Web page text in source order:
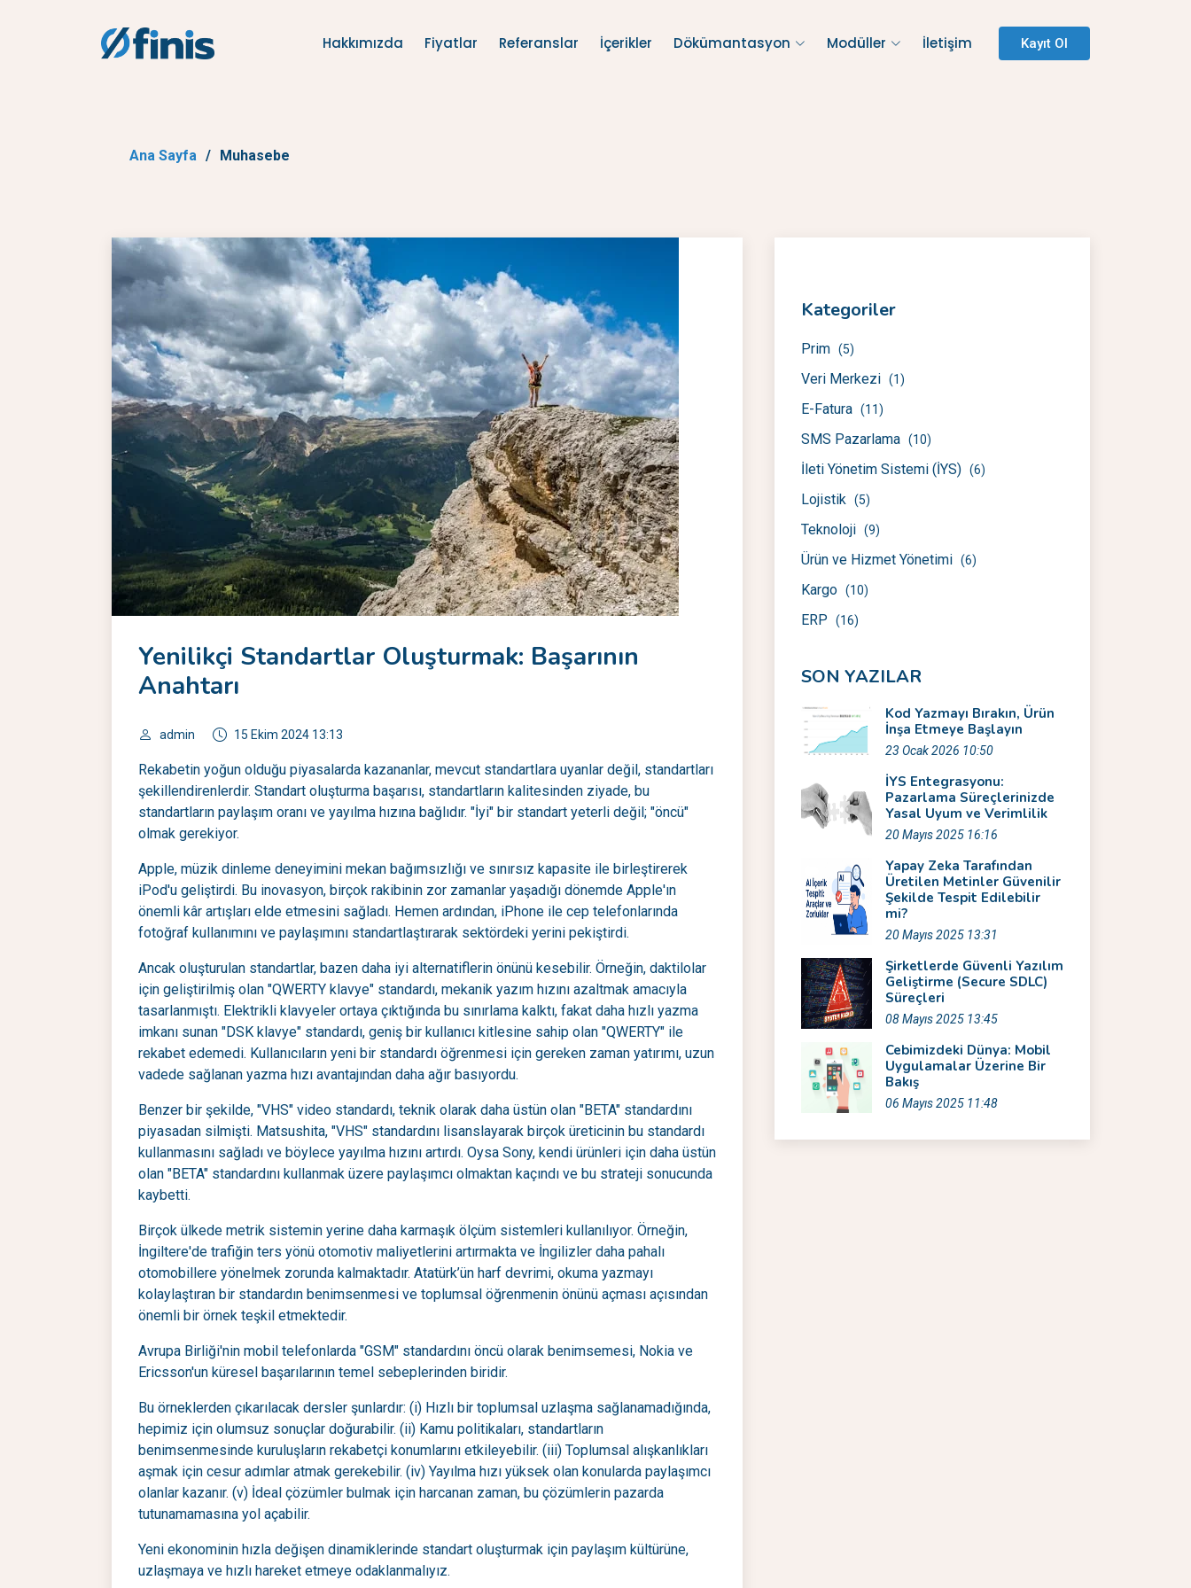
Hakkımızda Fiyatlar Referanslar İçerikler Dökümantasyon Modüller İletişim Kayıt Ol
Ana Sayfa Muhasebe
Yenilikçi Standartlar Oluşturmak: Başarının
Anahtarı
admin 15 Ekim 2024 13:13
Rekabetin yoğun olduğu piyasalarda kazananlar, mevcut standartlara uyanlar değil, standartları
şekillendirenlerdir. Standart oluşturma başarısı, standartların kalitesinden ziyade, bu
standartların paylaşım oranı ve yayılma hızına bağlıdır. "İyi" bir standart yeterli değil; "öncü"
olmak gerekiyor.
Apple, müzik dinleme deneyimini mekan bağımsızlığı ve sınırsız kapasite ile birleştirerek
iPod'u geliştirdi. Bu inovasyon, birçok rakibinin zor zamanlar yaşadığı dönemde Apple'ın
önemli kâr artışları elde etmesini sağladı. Hemen ardından, iPhone ile cep telefonlarında
fotoğraf kullanımını ve paylaşımını standartlaştırarak sektördeki yerini pekiştirdi.
Ancak oluşturulan standartlar, bazen daha iyi alternatiflerin önünü kesebilir. Örneğin, daktilolar
için geliştirilmiş olan "QWERTY klavye" standardı, mekanik yazım hızını azaltmak amacıyla
tasarlanmıştı. Elektrikli klavyeler ortaya çıktığında bu sınırlama kalktı, fakat daha hızlı yazma
imkanı sunan "DSK klavye" standardı, geniş bir kullanıcı kitlesine sahip olan "QWERTY" ile
rekabet edemedi. Kullanıcıların yeni bir standardı öğrenmesi için gereken zaman yatırımı, uzun
vadede sağlanan yazma hızı avantajından daha ağır basıyordu.
Benzer bir şekilde, "VHS" video standardı, teknik olarak daha üstün olan "BETA" standardını
piyasadan silmişti. Matsushita, "VHS" standardını lisanslayarak birçok üreticinin bu standardı
kullanmasını sağladı ve böylece yayılma hızını artırdı. Oysa Sony, kendi ürünleri için daha üstün
olan "BETA" standardını kullanmak üzere paylaşımcı olmaktan kaçındı ve bu strateji sonucunda
kaybetti.
Birçok ülkede metrik sistemin yerine daha karmaşık ölçüm sistemleri kullanılıyor. Örneğin,
İngiltere'de trafiğin ters yönü otomotiv maliyetlerini artırmakta ve İngilizler daha pahalı
otomobillere yönelmek zorunda kalmaktadır. Atatürk’ün harf devrimi, okuma yazmayı
kolaylaştıran bir standardın benimsenmesi ve toplumsal öğrenmenin önünü açması açısından
önemli bir örnek teşkil etmektedir.
Avrupa Birliği'nin mobil telefonlarda "GSM" standardını öncü olarak benimsemesi, Nokia ve
Ericsson'un küresel başarılarının temel sebeplerinden biridir.
Bu örneklerden çıkarılacak dersler şunlardır: (i) Hızlı bir toplumsal uzlaşma sağlanamadığında,
hepimiz için olumsuz sonuçlar doğurabilir. (ii) Kamu politikaları, standartların
benimsenmesinde kuruluşların rekabetçi konumlarını etkileyebilir. (iii) Toplumsal alışkanlıkları
aşmak için cesur adımlar atmak gerekebilir. (iv) Yayılma hızı yüksek olan konularda paylaşımcı
olanlar kazanır. (v) İdeal çözümler bulmak için harcanan zaman, bu çözümlerin pazarda
tutunamamasına yol açabilir.
Yeni ekonominin hızla değişen dinamiklerinde standart oluşturmak için paylaşım kültürüne,
uzlaşmaya ve hızlı hareket etmeye odaklanmalıyız.
Kategoriler
Prim (5)
Veri Merkezi (1)
E-Fatura (11)
SMS Pazarlama (10)
İleti Yönetim Sistemi (İYS) (6)
Lojistik (5)
Teknoloji (9)
Ürün ve Hizmet Yönetimi (6)
Kargo (10)
ERP (16)
SON YAZILAR
Kod Yazmayı Bırakın, Ürün
İnşa Etmeye Başlayın
23 Ocak 2026 10:50
İYS Entegrasyonu:
Pazarlama Süreçlerinizde
Yasal Uyum ve Verimlilik
20 Mayıs 2025 16:16
Yapay Zeka Tarafından
Üretilen Metinler Güvenilir
Şekilde Tespit Edilebilir
mi?
20 Mayıs 2025 13:31
Şirketlerde Güvenli Yazılım
Geliştirme (Secure SDLC)
Süreçleri
08 Mayıs 2025 13:45
Cebimizdeki Dünya: Mobil
Uygulamalar Üzerine Bir
Bakış
06 Mayıs 2025 11:48